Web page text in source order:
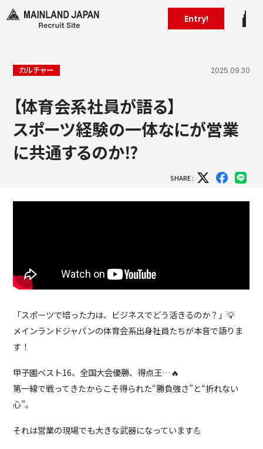
Entry!
カルチャー 2025.09.30
【体育会系社員が語る】
スポーツ経験の一体なにが営業
に共通するのか⁉︎
SHARE :
「スポーツで培った力は、ビジネスでどう活きるのか？」💡
メインランドジャパンの体育会系出身社員たちが本音で語りま
す！
甲子園ベスト16、全国大会優勝、得点王…🔥
第一線で戦ってきたからこそ得られた“勝負強さ”と“折れない
心”。
それは営業の現場でも大きな武器になっています💪